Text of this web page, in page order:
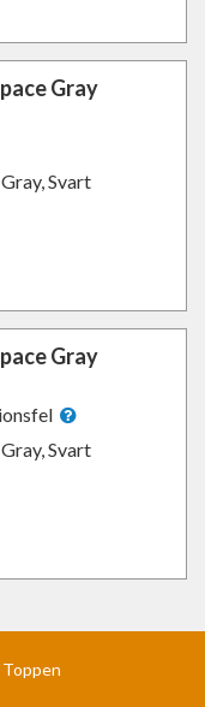
Gray
Svart
Gray
Svart